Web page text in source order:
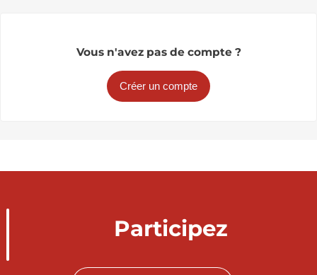
Vous n'avez pas de compte ?
Créer un compte
Participez